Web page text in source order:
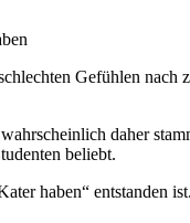
Gefühlen
daher
beliebt.
haben“ entstanden